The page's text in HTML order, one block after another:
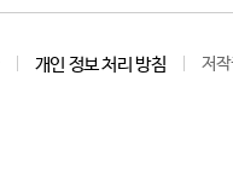
개인 정보 처리 방침 저